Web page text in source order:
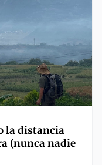
la distancia
(nunca nadie